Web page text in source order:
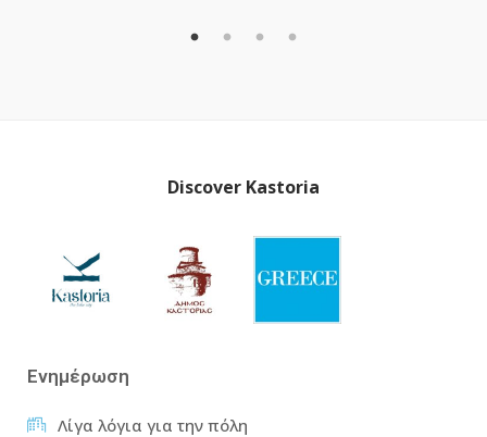
Discover Kastoria
Ενημέρωση
Λίγα λόγια για την πόλη